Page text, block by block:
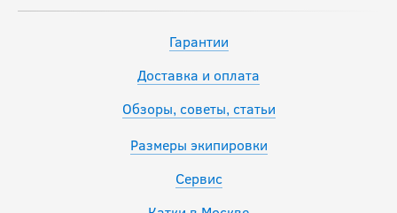
Гарантии
Доставка и оплата
Обзоры, советы, статьи
Размеры экипировки
Сервис